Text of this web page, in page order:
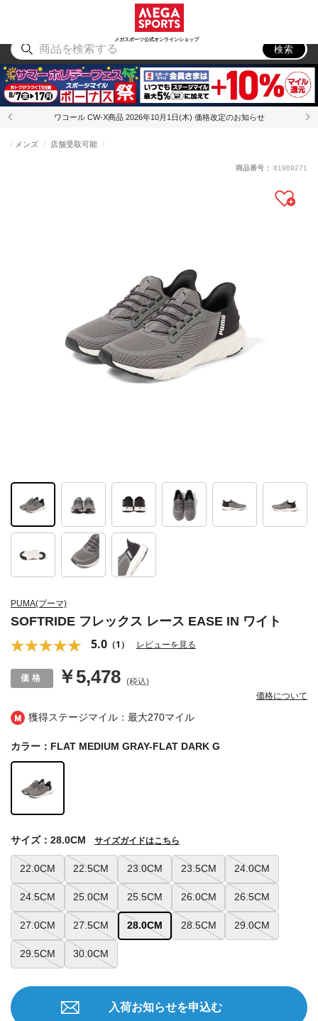
メガスポーツ公式オンラインショップ
アウトドア
検索
ワコール CW-X商品 2026年10月1日(木) 価格改定のお知らせ
獲得ステージマイル：最大270マイル
PUMA(プーマ)
SOFTRIDE フレックス レース EASE IN ワイト
5.0 （1） レビューを見る
メンズ 店舗受取可能
￥5,478 (税込)
価格について
商品番号： 81969271
カラー：FLAT MEDIUM GRAY-FLAT DARK G
22.0CM 22.5CM 23.0CM 23.5CM 24.0CM
24.5CM 25.0CM 25.5CM 26.0CM 26.5CM
27.0CM 27.5CM 28.0CM 28.5CM 29.0CM
29.5CM 30.0CM
サイズ：28.0CM サイズガイドはこちら
入荷お知らせを申込む